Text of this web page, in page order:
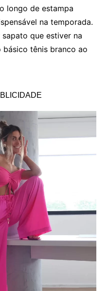
longo de estampa
na temporada.
que estiver na
básico tênis branco ao